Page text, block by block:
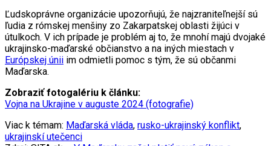
Ľudskoprávne organizácie upozorňujú, že najzraniteľnejší sú
ľudia z rómskej menšiny zo Zakarpatskej oblasti žijúci v
útulkoch. V ich prípade je problém aj to, že mnohí majú dvojaké
ukrajinsko-maďarské občianstvo a na iných miestach v
Európskej únii im odmietli pomoc s tým, že sú občanmi
Maďarska.
Zobraziť fotogalériu k článku:
Vojna na Ukrajine v auguste 2024 (fotografie)
Viac k témam: Maďarská vláda, rusko-ukrajinský konflikt,
ukrajinskí utečenci